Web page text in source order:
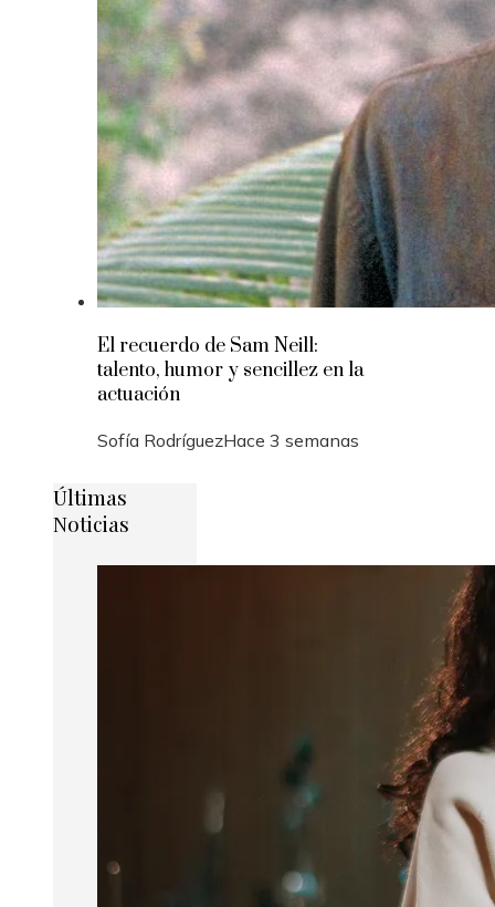
El recuerdo de Sam Neill:
talento, humor y sencillez en la
actuación
Sofía RodríguezHace 3 semanas
Últimas
Noticias